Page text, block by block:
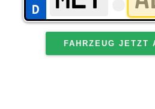
FAHRZEUG JETZT